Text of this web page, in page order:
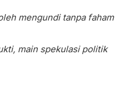
mengundi tanpa faham
main spekulasi politik